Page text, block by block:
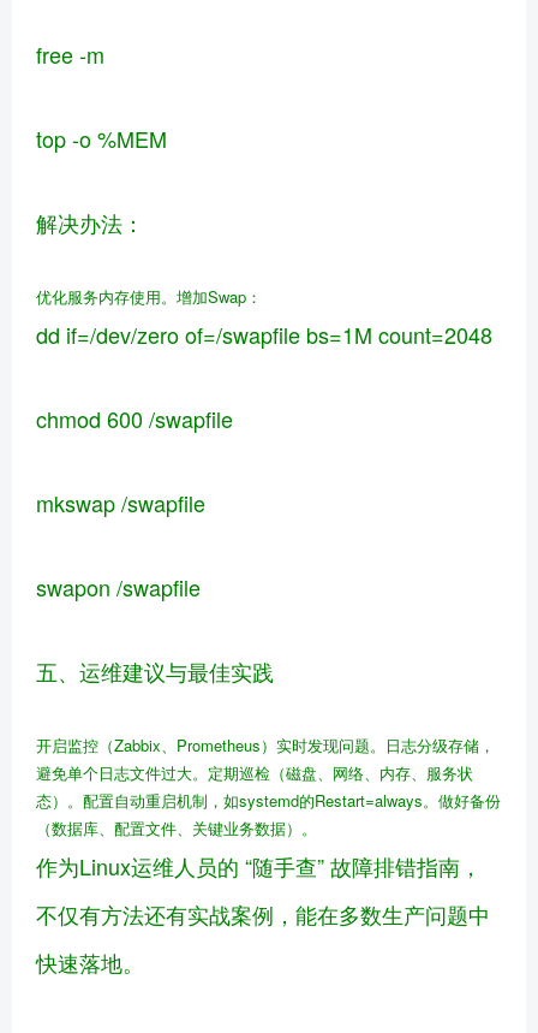
free -m
top -o %MEM
解决办法：
优化服务内存使用。 增加Swap：
dd if=/dev/zero of=/swapfile bs=1M count=2048
chmod 600 /swapfile
mkswap /swapfile
swapon /swapfile
五、运维建议与最佳实践
开启监控（Zabbix、Prometheus）实时发现问题。 日志分级存储，
避免单个日志文件过大。 定期巡检（磁盘、网络、内存、服务状
态）。 配置自动重启机制，如systemd的Restart=always。 做好备份
（数据库、配置文件、关键业务数据）。
作为Linux运维人员的 “随手查” 故障排错指南，
不仅有方法还有实战案例，能在多数生产问题中
快速落地。